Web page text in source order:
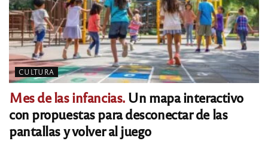
CULTURA
Mes de las infancias.Un mapa interactivo
con propuestas para desconectar de las
pantallas y volver al juego